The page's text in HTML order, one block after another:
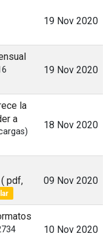
19 Nov 2020
19 Nov 2020
la
a
18 Nov 2020
( pdf,
09 Nov 2020
10 Nov 2020